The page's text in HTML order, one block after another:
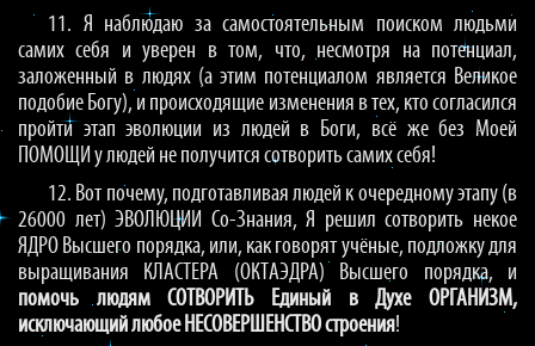
11. Я наблюдаю за самостоятельным поиском людьми
самих себя и уверен в том, что, несмотря на потенциал,
заложенный в людях (а этим потенциалом является Великое
подобие Богу), и происходящие изменения в тех, кто согласился
пройти этап эволюции из людей в Боги, всё же без Моей
ПОМОЩИ у людей не получится сотворить самих себя!
12. Вот почему, подготавливая людей к очередному этапу (в
26000 лет) ЭВОЛЮЦИИ Со-Знания, Я решил сотворить некое
ЯДРО Высшего порядка, или, как говорят учёные, подложку для
выращивания КЛАСТЕРА (ОКТАЭДРА) Высшего порядка, и
помочь людям СОТВОРИТЬ Единый в Духе ОРГАНИЗМ,
исключающий любое НЕСОВЕРШЕНСТВО строения!